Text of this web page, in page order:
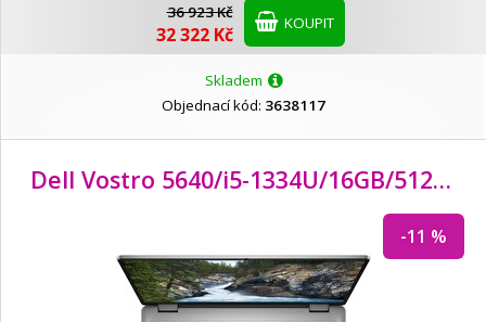
36 923 Kč
32 322 Kč KOUPIT
Skladem
Objednací kód: 3638117
Dell Vostro 5640/i5-1334U/16GB/512GB SSD/
-11 %